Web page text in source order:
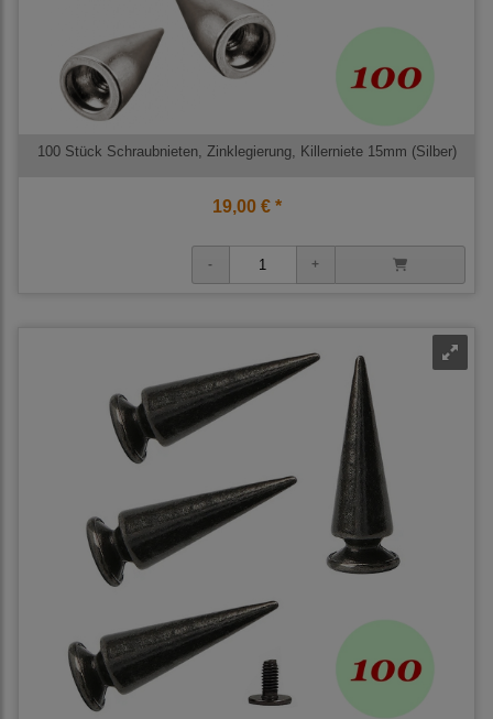
100 Stück Schraubnieten, Zinklegierung, Killerniete 15mm (Silber)
19,00 € *